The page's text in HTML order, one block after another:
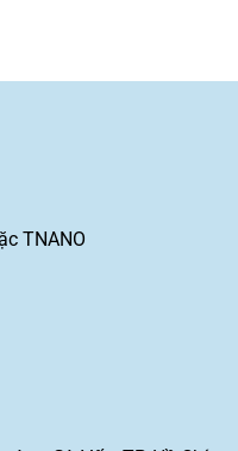
TNANO